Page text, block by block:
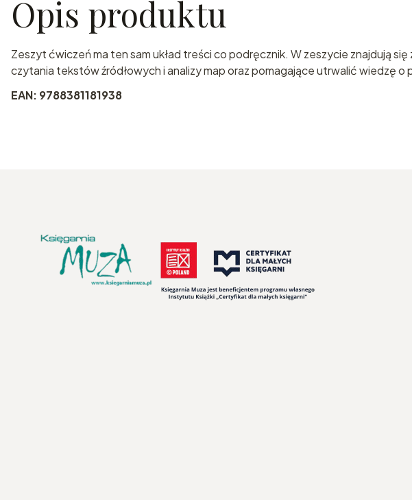
Opis produktu
Zeszyt ćwiczeń ma ten sam układ treści co podręcznik. W zeszycie znajdują
czytania tekstów źródłowych i analizy map oraz pomagające utrwalić wiedzę
EAN: 9788381181938